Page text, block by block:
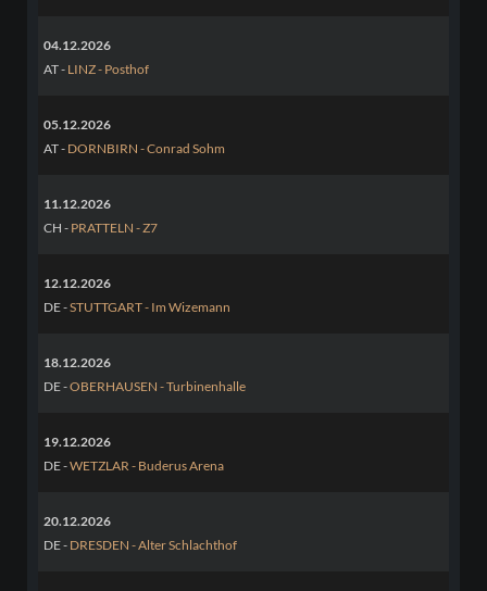
04.12.2026
AT - LINZ - Posthof
05.12.2026
AT - DORNBIRN - Conrad Sohm
11.12.2026
CH - PRATTELN - Z7
12.12.2026
DE -STUTTGART - Im Wizemann
18.12.2026
DE -OBERHAUSEN - Turbinenhalle
19.12.2026
DE -WETZLAR - Buderus Arena
20.12.2026
DE - DRESDEN - Alter Schlachthof